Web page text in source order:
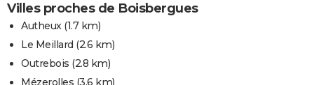
Villes proches de Boisbergues
Autheux(1.7 km)
Le Meillard (2.6 km)
Outrebois (2.8 km)
Mézerolles (3.6 km)